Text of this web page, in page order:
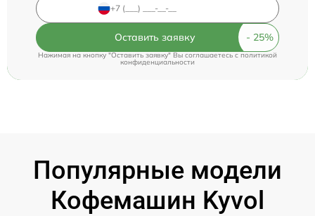
Оставить заявку
Нажимая на кнопку "Оставить заявку" Вы соглашаетесь cполитикой
конфиденциальности
Популярные модели
Кофемашин Kyvol